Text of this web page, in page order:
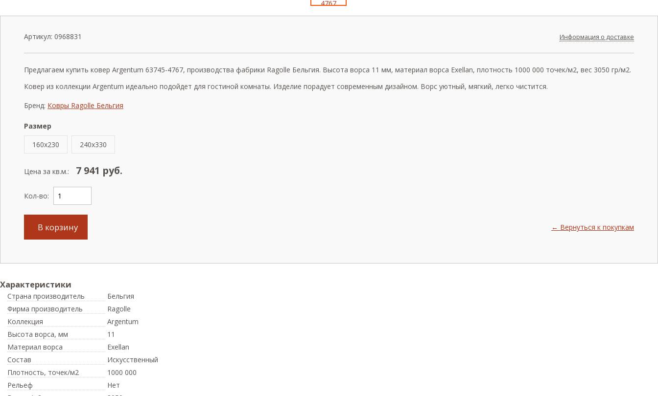
Артикул: 0968831 Информация о доставке
Предлагаем купить ковер Argentum 63745-4767, производства фабрики Ragolle Бельгия. Высота ворса 11 мм, материал ворса Exellan, плотность 1000 000 точек/м2, вес 3050 гр/м2.
Ковер из коллекции Argentum идеально подойдет для гостиной комнаты. Изделие порадует современным дизайном. Ворс уютный, мягкий, легко чистится.
Бренд: Ковры Ragolle Бельгия
Размер
160x230
240x330
Цена за кв.м.: 7 941 руб.
Кол-во:
В корзину ← Вернуться к покупкам
Характеристики
Страна производитель
Бельгия
Фирма производитель
Ragolle
Коллекция
Argentum
Высота ворса, мм
11
Материал ворса
Exellan
Состав
Искусственный
Плотность, точек/м2
1000 000
Рельеф
Нет